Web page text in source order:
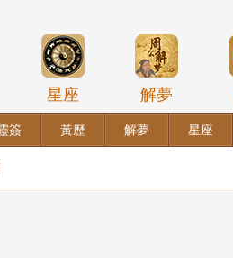
星座 解夢
簽 黃歷 解夢 星座